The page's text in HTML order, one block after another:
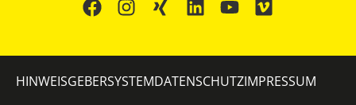
HINWEISGEBERSYSTEMDATENSCHUTZIMPRESSUM